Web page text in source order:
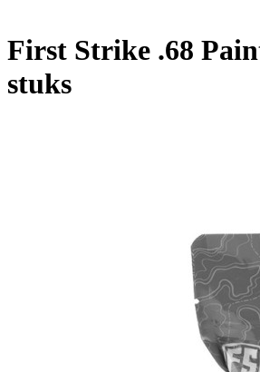
First Strike .68
stuks